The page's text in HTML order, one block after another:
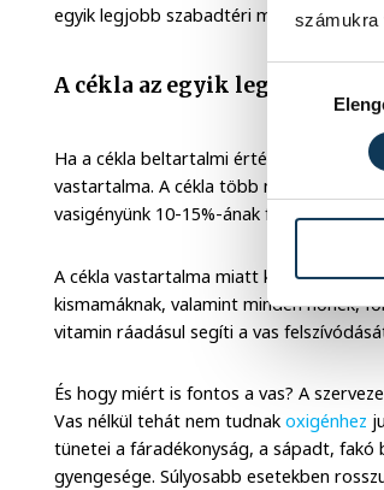
számukra
egyik legjobb szabadtéri mozgásforma,
A cékla az egyik legjobb
Ha a cékla beltartalmi értékeire
vastartalma. A cékla több mint 2
vasigényünk 10-15%-ának felel meg.
A cékla vastartalma miatt különösen
kismamáknak, valamint minden nőnek,
vitamin ráadásul segíti a vas
És hogy miért is fontos a vas? A
Vas nélkül tehát nem tudnakoxigénhez
tünetei a fáradékonyság, a sápadt,
gyengesége. Súlyosabb esetekben